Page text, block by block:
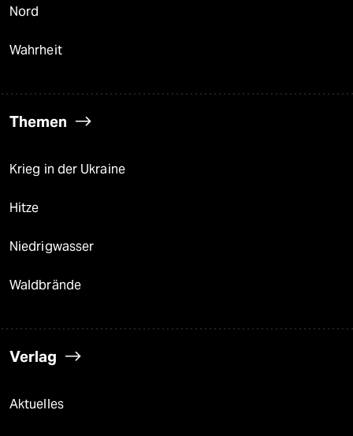
Nord
Wahrheit
Themen
Krieg in der Ukraine
Hitze
Niedrigwasser
Waldbrände
Verlag
Aktuelles